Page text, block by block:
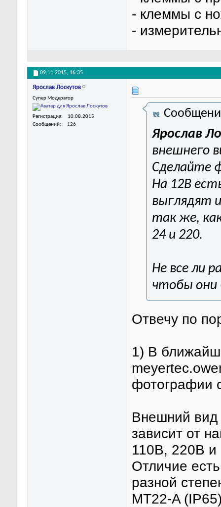
- клеммы с
-
09.11.2015, 16:35
Ярослав Лоскутов
Супер Модератор
Регистрация
10.08.2015
Сообщений
126
Ярослав
внешнего
Сделайте
На 12В
выглядят
так же,
24 и 220.
Не все ли
чтобы они
Отвечу по
1) В
фотографии
Внешний вид
зависит от
110В, 220В и
Отличие
разной
MT22-A